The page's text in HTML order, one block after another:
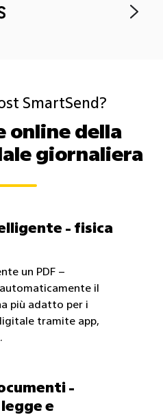
SmartSend?
online della
giornaliera
- fisica
un PDF –
il
più adatto per i
tramite app,
-
e